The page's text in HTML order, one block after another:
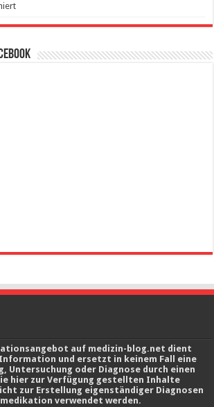
auf medizin-blog.net dient
und ersetzt in keinem Fall eine
Untersuchung oder Diagnose durch einen
hier zur Verfügung gestellten Inhalte
zur Erstellung eigenständiger Diagnosen
verwendet werden.